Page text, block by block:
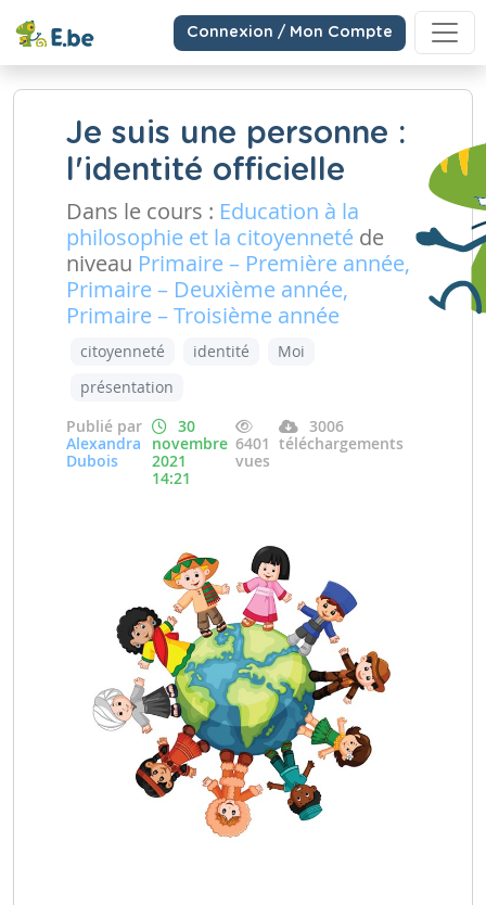
Connexion / Mon Compte
Je suis une personne :
l'identité officielle
Dans le cours : Education à la
philosophie et la citoyenneté de
niveau Primaire – Première année,
Primaire – Deuxième année,
Primaire – Troisième année
citoyenneté identité
Moi
présentation
Publié par
Alexandra
Dubois
30
novembre
2021
14:21
6401
vues
3006
téléchargements